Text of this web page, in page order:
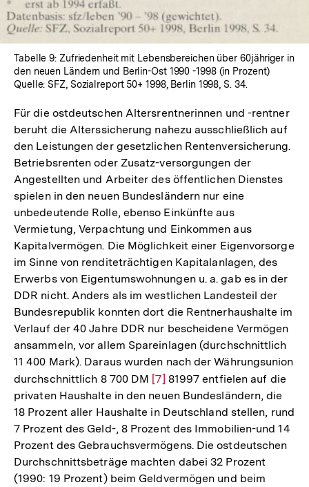
Tabelle 9: Zufriedenheit mit Lebensbereichen über 60jähriger in
den neuen Ländern und Berlin-Ost 1990 -1998 (in Prozent)
Quelle: SFZ, Sozialreport 50+ 1998, Berlin 1998, S. 34.
Für die ostdeutschen Altersrentnerinnen und -rentner
beruht die Alterssicherung nahezu ausschließlich auf
den Leistungen der gesetzlichen Rentenversicherung.
Betriebsrenten oder Zusatz-versorgungen der
Angestellten und Arbeiter des öffentlichen Dienstes
spielen in den neuen Bundesländern nur eine
unbedeutende Rolle, ebenso Einkünfte aus
Vermietung, Verpachtung und Einkommen aus
Kapitalvermögen. Die Möglichkeit einer Eigenvorsorge
im Sinne von renditeträchtigen Kapitalanlagen, des
Erwerbs von Eigentumswohnungen u. a. gab es in der
DDR nicht. Anders als im westlichen Landesteil der
Bundesrepublik konnten dort die Rentnerhaushalte im
Verlauf der 40 Jahre DDR nur bescheidene Vermögen
ansammeln, vor allem Spareinlagen (durchschnittlich
11 400 Mark). Daraus wurden nach der Währungsunion
durchschnittlich 8 700 DM Zur
Auflösung
der
Fußnote
[7] 81997 entfielen auf die
privaten Haushalte in den neuen Bundesländern, die
18 Prozent aller Haushalte in Deutschland stellen, rund
7 Prozent des Geld-, 8 Prozent des Immobilien-und 14
Prozent des Gebrauchsvermögens. Die ostdeutschen
Durchschnittsbeträge machten dabei 32 Prozent
(1990: 19 Prozent) beim Geldvermögen und beim